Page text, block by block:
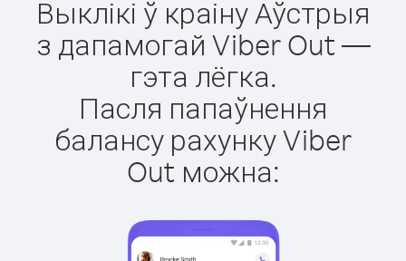
Выклікі ў краіну Аўстрыя
з дапамогай Viber Out —
гэта лёгка.
Пасля папаўнення
балансу рахунку Viber
Out можна: